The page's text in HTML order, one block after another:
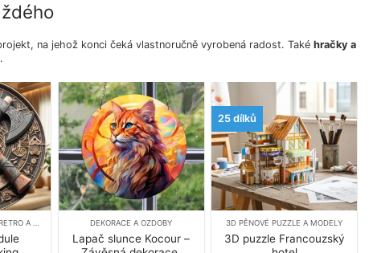
na jehož konci čeká vlastnoručně vyrobená radost. Také hračky a
DEKORACE A OZDOBY
Lapač slunce Kocour –
25 dílků
3D PĚNOVÉ PUZZLE A MODELY
3D puzzle Francouzský